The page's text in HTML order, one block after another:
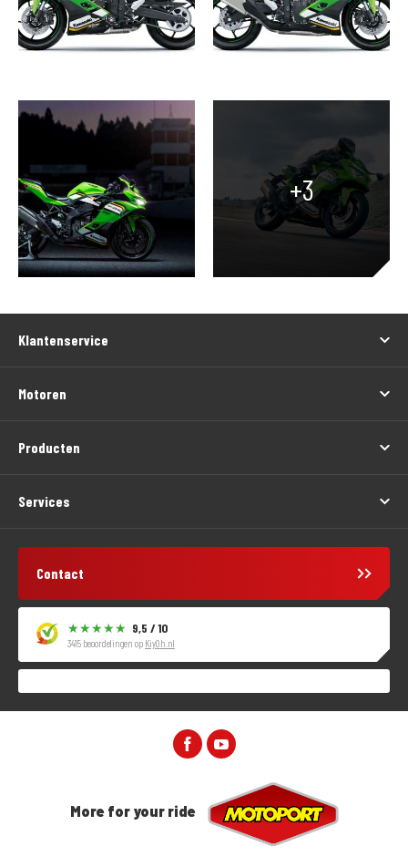
+3
Klantenservice
Motoren
Producten
Services
Contact
9,5 / 10
3415 beoordelingen op KiyOh.nl
More for your ride